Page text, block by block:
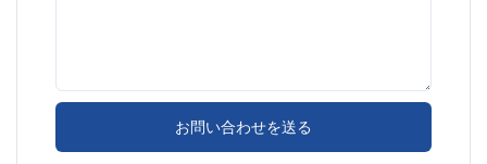
お問い合わせを送る